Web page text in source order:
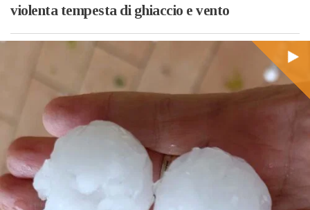
violenta tempesta di ghiaccio e vento